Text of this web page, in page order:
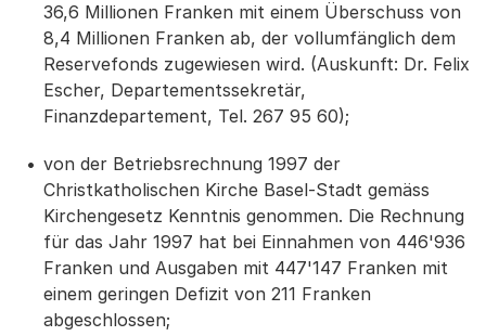
36,6 Millionen Franken mit einem Überschuss von
8,4 Millionen Franken ab, der vollumfänglich dem
Reservefonds zugewiesen wird. (Auskunft: Dr. Felix
Escher, Departementssekretär,
Finanzdepartement, Tel. 267 95 60);
von der Betriebsrechnung 1997 der
Christkatholischen Kirche Basel-Stadt gemäss
Kirchengesetz Kenntnis genommen. Die Rechnung
für das Jahr 1997 hat bei Einnahmen von 446'936
Franken und Ausgaben mit 447'147 Franken mit
einem geringen Defizit von 211 Franken
abgeschlossen;